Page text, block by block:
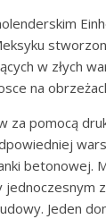
w złych
na
za pomocą
betonowej.
jednoczesnym
Jeden